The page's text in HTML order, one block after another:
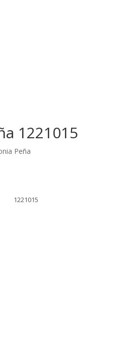
1221015
Peña
1221015